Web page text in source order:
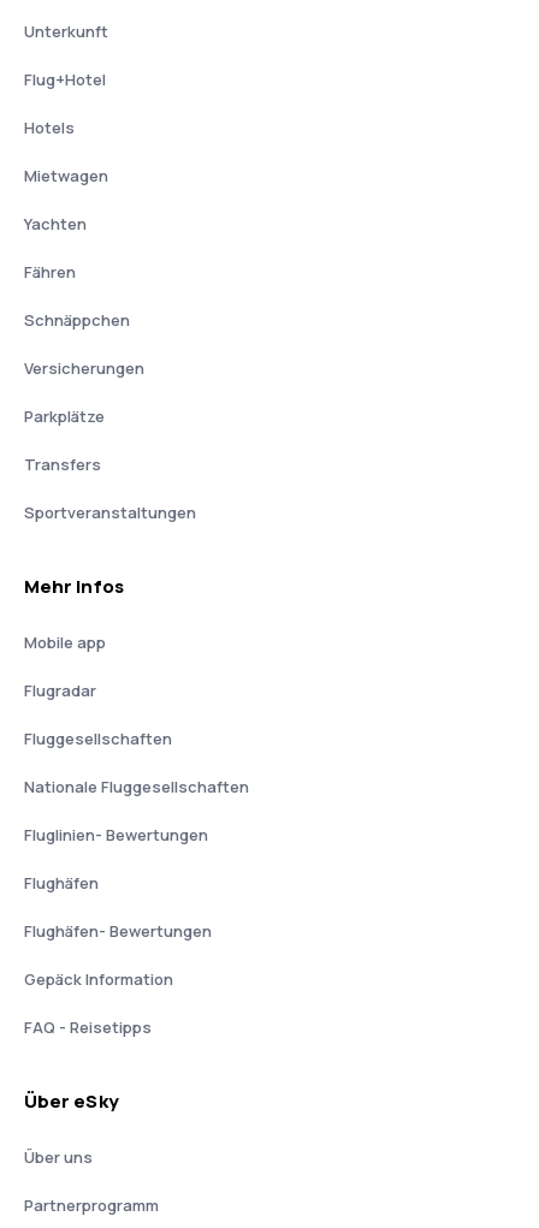
Unterkunft
Flug+Hotel
Hotels
Mietwagen
Yachten
Fähren
Schnäppchen
Versicherungen
Parkplätze
Transfers
Sportveranstaltungen
Mehr Infos
Mobile app
Flugradar
Fluggesellschaften
Nationale Fluggesellschaften
Fluglinien- Bewertungen
Flughäfen
Flughäfen- Bewertungen
Gepäck Information
FAQ - Reisetipps
Über eSky
Über uns
Partnerprogramm